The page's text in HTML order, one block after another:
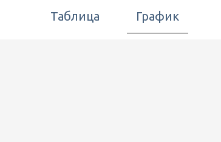
Таблица График